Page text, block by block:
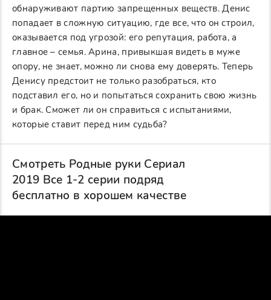
обнаруживают партию запрещенных веществ. Денис
попадает в сложную ситуацию, где все, что он строил,
оказывается под угрозой: его репутация, работа, а
главное – семья. Арина, привыкшая видеть в муже
опору, не знает, можно ли снова ему доверять. Теперь
Денису предстоит не только разобраться, кто
подставил его, но и попытаться сохранить свою жизнь
и брак. Сможет ли он справиться с испытаниями,
которые ставит перед ним судьба?
Смотреть Родные руки Сериал
2019 Все 1-2 серии подряд
бесплатно в хорошем качестве